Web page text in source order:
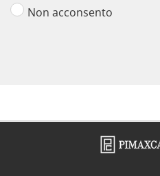
Non acconsento
Richiesta
La richiesta non